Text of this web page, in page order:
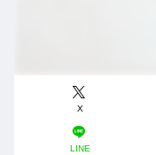
X
LINE